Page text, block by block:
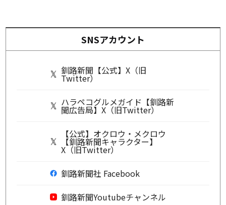
SNSアカウント
釧路新聞【公式】X（旧
Twitter）
ハラペコグルメガイド【釧路新
聞広告局】X（旧Twitter）
【公式】オクロウ・メクロウ
【釧路新聞キャラクター】
X（旧Twitter）
釧路新聞社 Facebook
釧路新聞Youtubeチャンネル